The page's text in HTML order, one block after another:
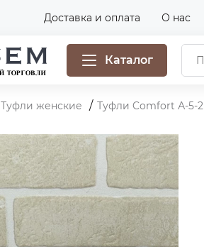
Доставка и оплата О нас
Каталог
Туфли женские Туфли Comfort А-5-2